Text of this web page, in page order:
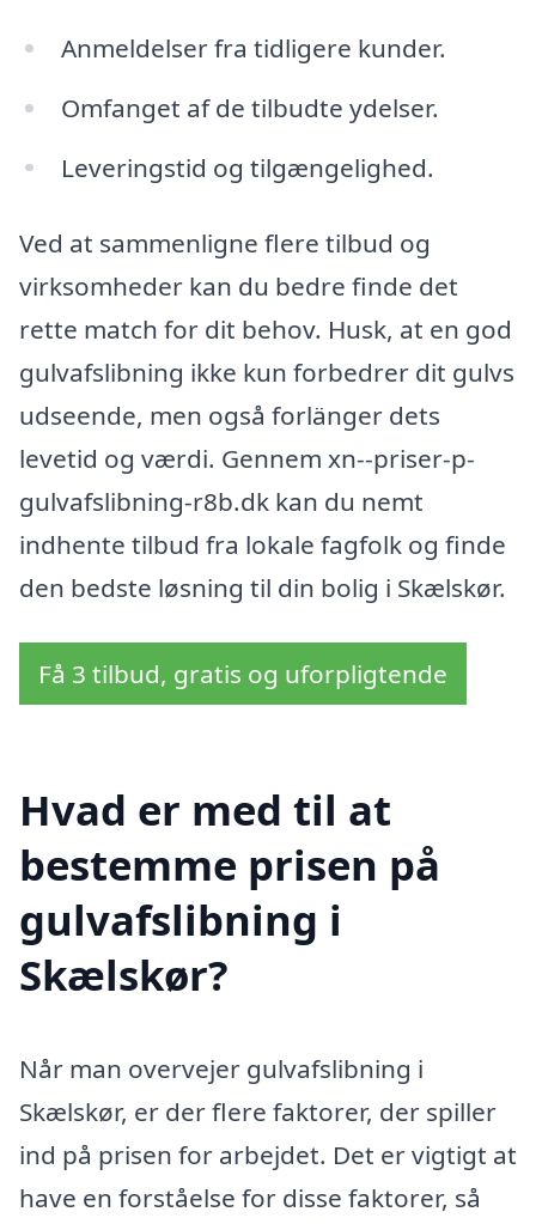
Anmeldelser fra tidligere kunder.
Omfanget af de tilbudte ydelser.
Leveringstid og tilgængelighed.
Ved at sammenligne flere tilbud og
virksomheder kan du bedre finde det
rette match for dit behov. Husk, at en god
gulvafslibning ikke kun forbedrer dit gulvs
udseende, men også forlänger dets
levetid og værdi. Gennem xn--priser-p-
gulvafslibning-r8b.dk kan du nemt
indhente tilbud fra lokale fagfolk og finde
den bedste løsning til din bolig i Skælskør.
Få 3 tilbud, gratis og uforpligtende
Hvad er med til at
bestemme prisen på
gulvafslibning i
Skælskør?
Når man overvejer gulvafslibning i
Skælskør, er der flere faktorer, der spiller
ind på prisen for arbejdet. Det er vigtigt at
have en forståelse for disse faktorer, så